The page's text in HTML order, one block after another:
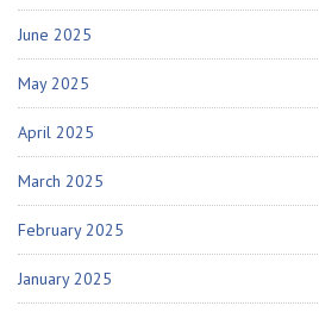
June 2025
May 2025
April 2025
March 2025
February 2025
January 2025